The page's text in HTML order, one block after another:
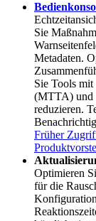
Sie
Metadaten.
Sie Tools
(MTTA) und
reduzieren.
Früher
Optimieren
für die